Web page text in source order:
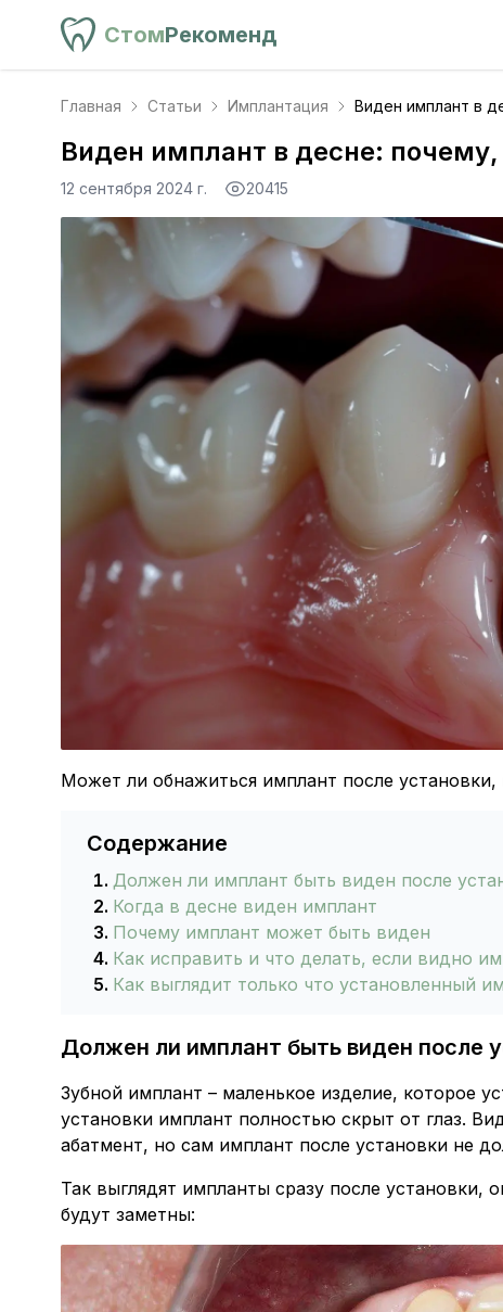
СтомРекоменд
Главная Статьи Имплантация Виден имплант в
Виден имплант в десне: почему,
12 сентября 2024 г. 20415
Может ли обнажиться имплант после установки,
Содержание
Должен ли имплант быть виден после
Когда в десне виден имплант
Почему имплант может быть виден
Как исправить и что делать, если видно
Как выглядит только что установленный
Должен ли имплант быть виден после
Зубной имплант – маленькое изделие, которое
установки имплант полностью скрыт от глаз.
абатмент, но сам имплант после установки не
Так выглядят импланты сразу после установки,
будут заметны: